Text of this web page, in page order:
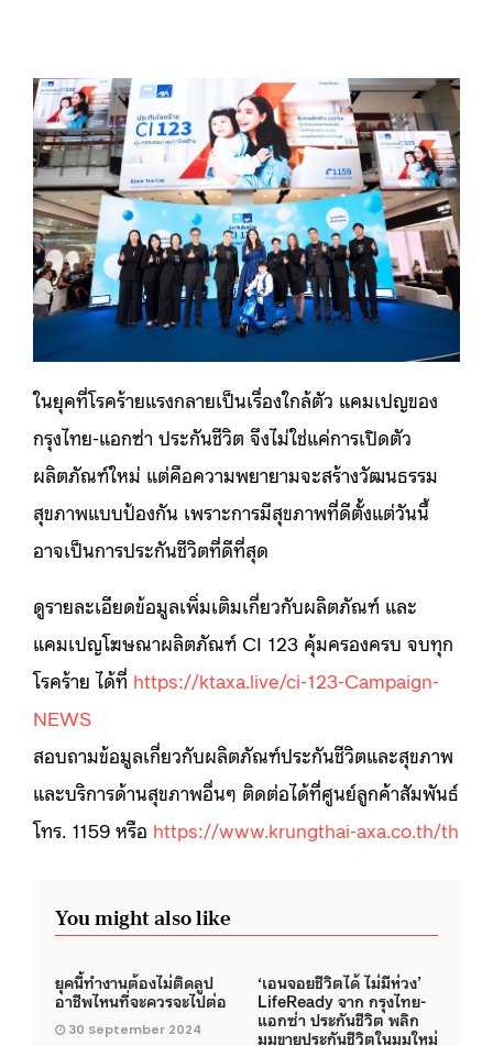
ในยุคที่โรคร้ายแรงกลายเป็นเรื่องใกล้ตัว แคมเปญของ
กรุงไทย-แอกซ่า ประกันชีวิต จึงไม่ใช่แค่การเปิดตัว
ผลิตภัณฑ์ใหม่ แต่คือความพยายามจะสร้างวัฒนธรรม
สุขภาพแบบป้องกัน เพราะการมีสุขภาพที่ดีตั้งแต่วันนี้
อาจเป็นการประกันชีวิตที่ดีที่สุด
ดูรายละเอียดข้อมูลเพิ่มเติมเกี่ยวกับผลิตภัณฑ์ และ
แคมเปญโฆษณาผลิตภัณฑ์ CI 123 คุ้มครองครบ จบทุก
โรคร้าย ได้ที่ https://ktaxa.live/ci-123-Campaign-
NEWS
สอบถามข้อมูลเกี่ยวกับผลิตภัณฑ์ประกันชีวิตและสุขภาพ
และบริการด้านสุขภาพอื่นๆ ติดต่อได้ที่ศูนย์ลูกค้าสัมพันธ์
โทร. 1159 หรือ https://www.krungthai-axa.co.th/th
You might also like
ยุคนี้ทำงานต้องไม่ติดลูป
อาชีพไหนที่จะควรจะไปต่อ
30 September 2024
‘เอนจอยชีวิตได้ ไม่มีห่วง’
LifeReady จาก กรุงไทย-
แอกซ่า ประกันชีวิต พลิก
มุมขายประกันชีวิตในมุมใหม่